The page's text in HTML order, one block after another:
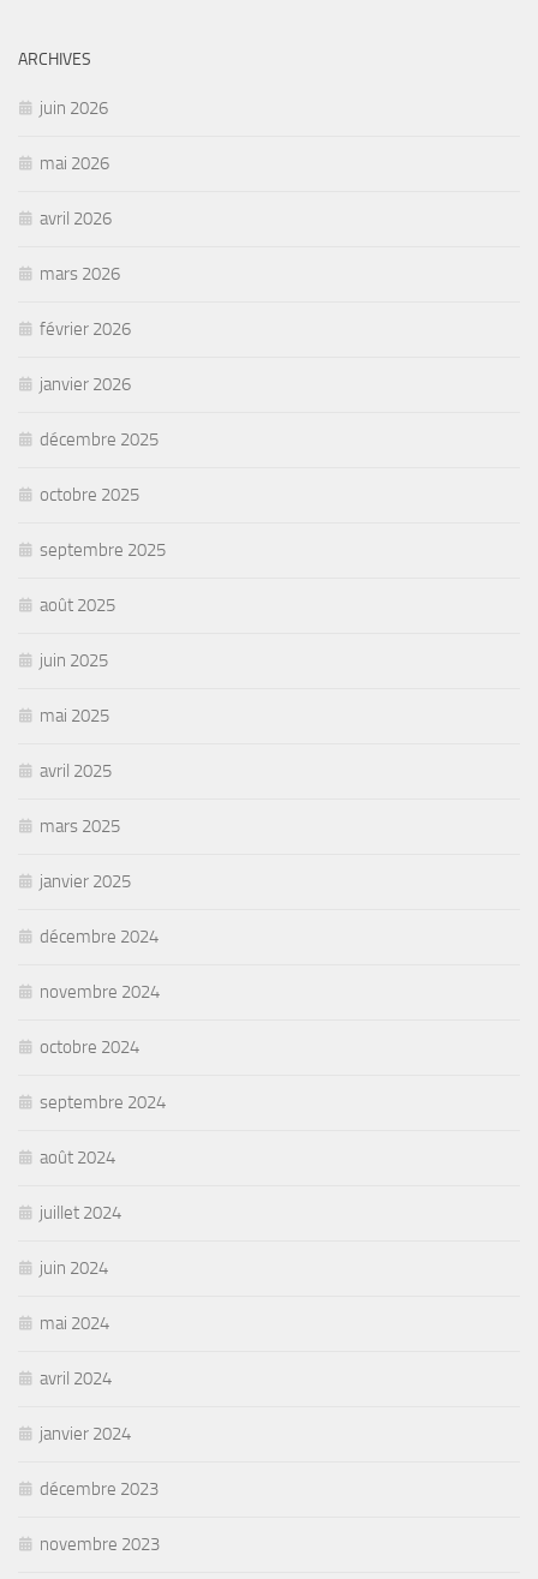
ARCHIVES
juin 2026
mai 2026
avril 2026
mars 2026
février 2026
janvier 2026
décembre 2025
octobre 2025
septembre 2025
août 2025
juin 2025
mai 2025
avril 2025
mars 2025
janvier 2025
décembre 2024
novembre 2024
octobre 2024
septembre 2024
août 2024
juillet 2024
juin 2024
mai 2024
avril 2024
janvier 2024
décembre 2023
novembre 2023